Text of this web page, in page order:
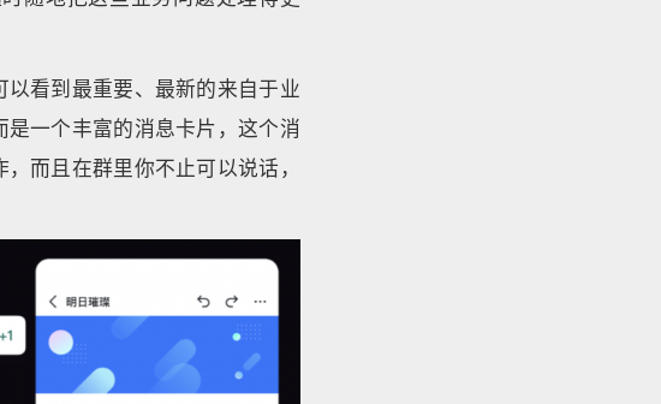
看到最重要、最新的来自于业
一个丰富的消息卡片，这个消
而且在群里你不止可以说话，